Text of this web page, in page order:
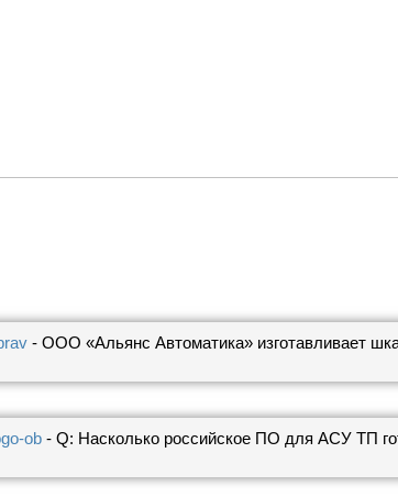
- ООО «Альянс Автоматика» изготавливает
ob - Q: Насколько российское ПО для АСУ ТП